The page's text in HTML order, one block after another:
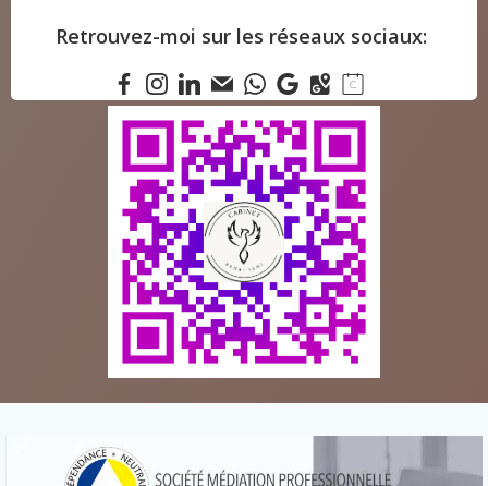
Retrouvez-moi sur les réseaux sociaux: